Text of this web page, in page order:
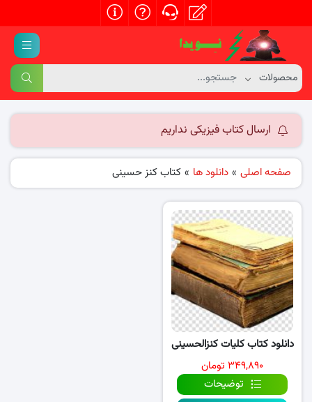
ارسال کتاب فیزیکی نداریم
صفحه اصلی » دانلود ها » کتاب کنز حسینی
دانلود کتاب کلیات کنزالحسینی
۳۴۹,۸۹۰ تومان
توضیحات